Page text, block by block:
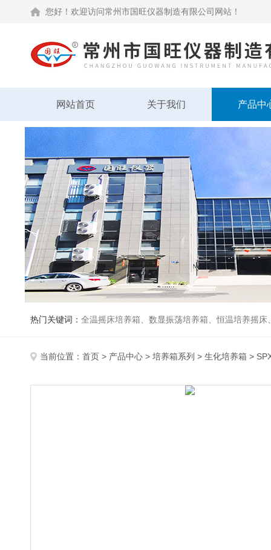
您好！欢迎访问常州市国旺仪器制造有限公司网站！
网站首页 关于我们 产品中
热门关键词： 全温摇床培养箱、数显振荡培养箱、恒温培养摇
当前位置： 首页 > 产品中心 > 培养箱系列 > 生化培养箱 >